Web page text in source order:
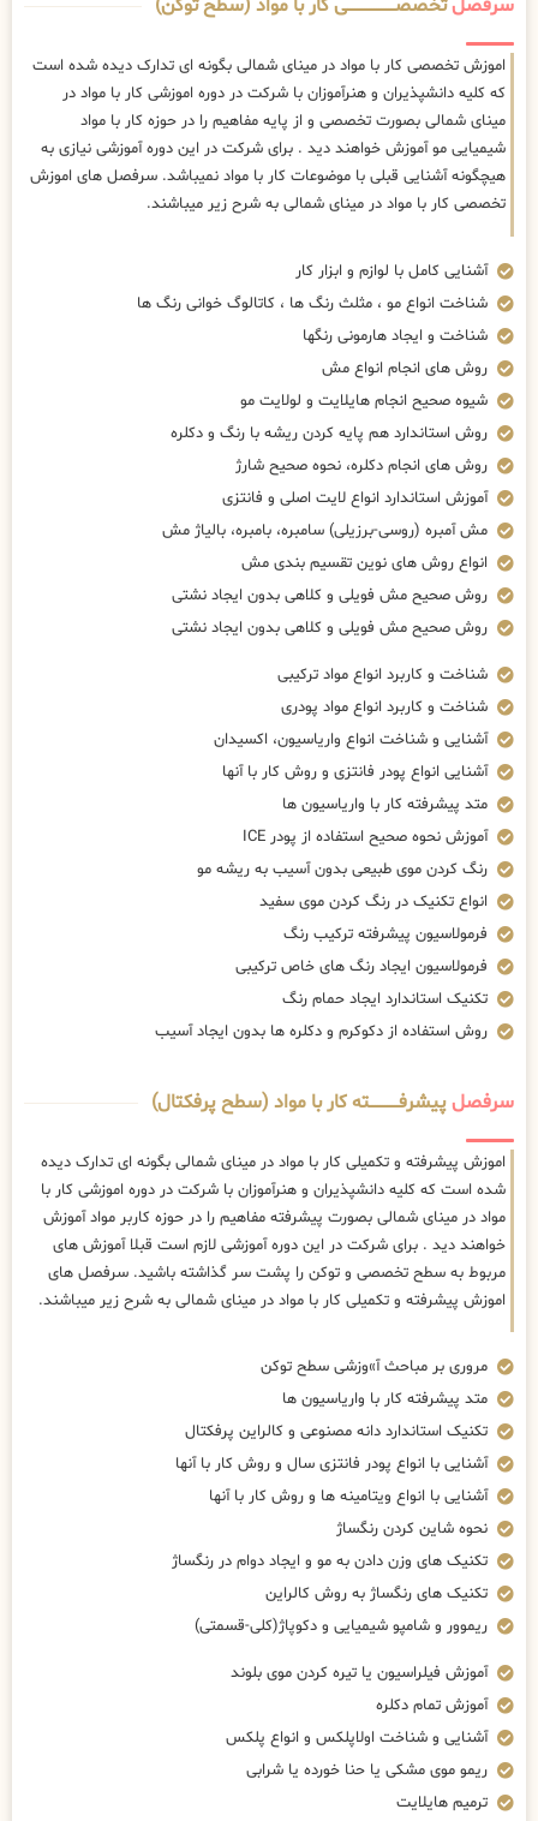
سرفصلتخصصــــــــــــــــــــی کار با مواد (سطح توکن)
اموزش تخصصی کار با مواد در مینای شمالی بگونه ای تدارک دیده شده است
که کلیه دانشپذیران و هنرآموزان با شرکت در دوره اموزشی کار با مواد در
مینای شمالی بصورت تخصصی و از پایه مفاهیم را در حوزه کار با مواد
شیمیایی مو آموزش خواهند دید . برای شرکت در این دوره آموزشی نیازی به
هیچگونه آشنایی قبلی با موضوعات کار با مواد نمیباشد. سرفصل های اموزش
تخصصی کار با مواد در مینای شمالی به شرح زیر میباشند.
آشنایی کامل با لوازم و ابزار کار
شناخت انواع مو ، مثلث رنگ ها ، کاتالوگ خوانی رنگ ها
شناخت و ایجاد هارمونی رنگها
روش های انجام انواع مش
شیوه صحیح انجام هایلایت و لولایت مو
روش استاندارد هم پایه کردن ریشه با رنگ و دکلره
روش های انجام دکلره، نحوه صحیح شارژ
آموزش استاندارد انواع لایت اصلی و فانتزی
مش آمبره (روسی-برزیلی) سامبره، بامبره، بالیاژ مش
انواع روش های نوین تقسیم بندی مش
روش صحیح مش فویلی و کلاهی بدون ایجاد نشتی
روش صحیح مش فویلی و کلاهی بدون ایجاد نشتی
شناخت و کاربرد انواع مواد ترکیبی
شناخت و کاربرد انواع مواد پودری
آشنایی و شناخت انواع واریاسیون، اکسیدان
آشنایی انواع پودر فانتزی و روش کار با آنها
متد پیشرفته کار با واریاسیون ها
آموزش نحوه صحیح استفاده از پودر ICE
رنگ کردن موی طبیعی بدون آسیب به ریشه مو
انواع تکنیک در رنگ کردن موی سفید
فرمولاسیون پیشرفته ترکیب رنگ
فرمولاسیون ایجاد رنگ های خاص ترکیبی
تکنیک استاندارد ایجاد حمام رنگ
روش استفاده از دکوکرم و دکلره ها بدون ایجاد آسیب
سرفصلپیشرفــــــــــــته کار با مواد (سطح پرفکتال)
اموزش پیشرفته و تکمیلی کار با مواد در مینای شمالی بگونه ای تدارک دیده
شده است که کلیه دانشپذیران و هنرآموزان با شرکت در دوره اموزشی کار با
مواد در مینای شمالی بصورت پیشرفته مفاهیم را در حوزه کاربر مواد آموزش
خواهند دید . برای شرکت در این دوره آموزشی لازم است قبلا آموزش های
مربوط به سطح تخصصی و توکن را پشت سر گذاشته باشید. سرفصل های
اموزش پیشرفته و تکمیلی کار با مواد در مینای شمالی به شرح زیر میباشند.
مروری بر مباحث آ»وزشی سطح توکن
متد پیشرفته کار با واریاسیون ها
تکنیک استاندارد دانه مصنوعی و کالراین پرفکتال
آشنایی با انواع پودر فانتزی سال و روش کار با آنها
آشنایی با انواع ویتامینه ها و روش کار با آنها
نحوه شاین کردن رنگساژ
تکنیک های وزن دادن به مو و ایجاد دوام در رنگساژ
تکنیک های رنگساژ به روش کالراین
ریموور و شامپو شیمیایی و دکوپاژ(کلی-قسمتی)
آموزش فیلراسیون یا تیره کردن موی بلوند
آموزش تمام دکلره
آشنایی و شناخت اولاپلکس و انواع پلکس
ریمو موی مشکی یا حنا خورده یا شرابی
ترمیم هایلایت